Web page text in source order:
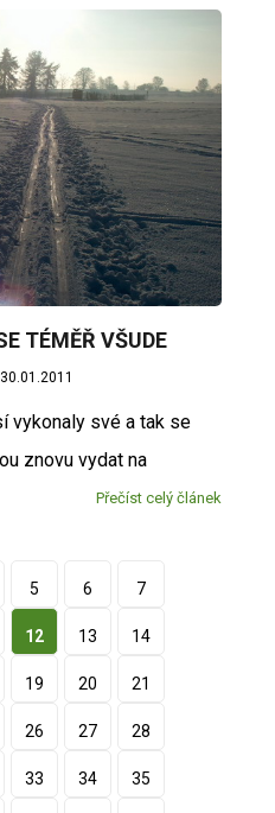
TÉMĚŘ VŠUDE
vykonaly své a tak se
znovu vydat na
Přečíst celý článek
5 6 7
12 13 14
19 20 21
26 27 28
33 34 35